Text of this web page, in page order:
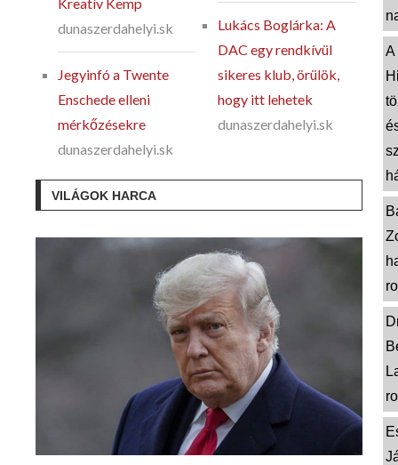
dunaszerdahelyi.sk
Jegyinfó a Twente
Enschede elleni
mérkőzésekre
dunaszerdahelyi.sk
Lukács Boglárka: A
DAC egy rendkívül
sikeres klub, örülök,
hogy itt lehetek
dunaszerdahelyi.sk
VILÁGOK HARCA
A